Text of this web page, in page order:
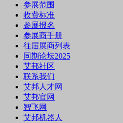
参展范围
收费标准
参展报名
参展商手册
往届展商列表
同期论坛2025
艾邦社区
联系我们
艾邦人才网
艾邦官网
智飞网
艾邦机器人